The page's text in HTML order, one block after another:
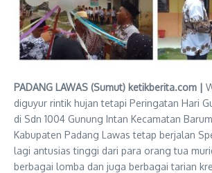
PADANG LAWAS (Sumut) ketikberita.com |
diguyur rintik hujan tetapi Peringatan Hari
di Sdn 1004 Gunung Intan Kecamatan
Kabupaten Padang Lawas tetap berjalan
lagi antusias tinggi dari para orang tua
berbagai lomba dan juga berbagai tarian